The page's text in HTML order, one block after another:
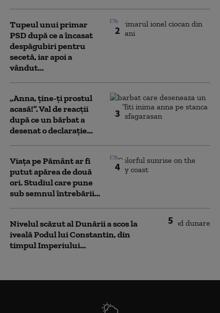
2
Tupeul unui primar
PSD după ce a încasat
despăgubiri pentru
secetă, iar apoi a
vândut...
3
„Anna, ţine-ţi prostul
acasă!”. Val de reacții
după ce un bărbat a
desenat o declarație...
4
Viața pe Pământ ar fi
putut apărea de două
ori. Studiul care pune
sub semnul întrebării...
5
Nivelul scăzut al Dunării a scos la
iveală Podul lui Constantin, din
timpul Imperiului...